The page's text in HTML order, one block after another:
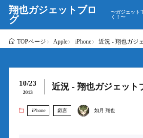
翔也ガジェットブロ
グ
〜ガジェット
く！〜
TOPページ Apple iPhone 近況 - 翔也ガジ
10/23
2013
近況 - 翔也ガジェット
iPhone 戯言 如月 翔也